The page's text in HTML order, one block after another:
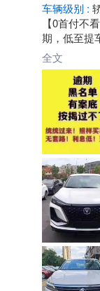
车辆级别 :
【0首付不
期，低至提
呆账均可以
系！此信息
全文